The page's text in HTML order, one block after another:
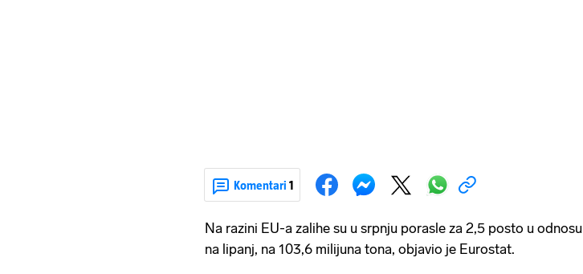
Komentari 1
Na razini EU-a zalihe su u srpnju porasle za 2,5 posto u odnosu
na lipanj, na 103,6 milijuna tona, objavio je Eurostat.